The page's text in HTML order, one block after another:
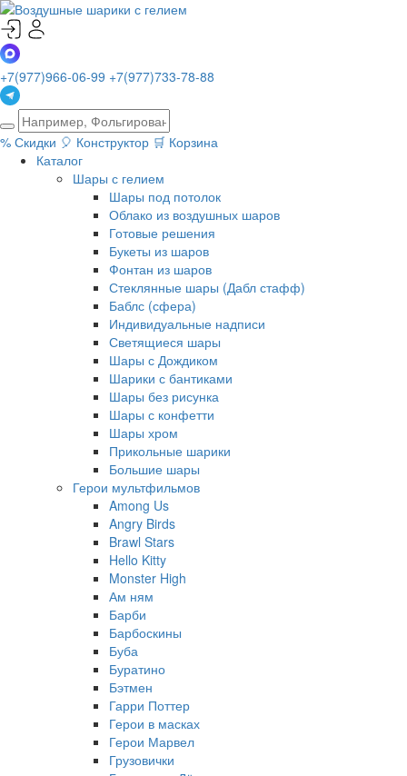
+7(977)966-06-99 +7(977)733-78-88
% Скидки 🎈 Конструктор 🛒 Корзина
Каталог
Шары с гелием
Шары под потолок
Облако из воздушных шаров
Готовые решения
Букеты из шаров
Фонтан из шаров
Стеклянные шары (Дабл стафф)
Баблс (сфера)
Индивидуальные надписи
Светящиеся шары
Шары с Дождиком
Шарики с бантиками
Шары без рисунка
Шары с конфетти
Шары хром
Прикольные шарики
Большие шары
Герои мультфильмов
Among Us
Angry Birds
Brawl Stars
Hello Kitty
Monster High
Ам ням
Барби
Барбоскины
Буба
Буратино
Бэтмен
Гарри Поттер
Герои в масках
Герои Марвел
Грузовички